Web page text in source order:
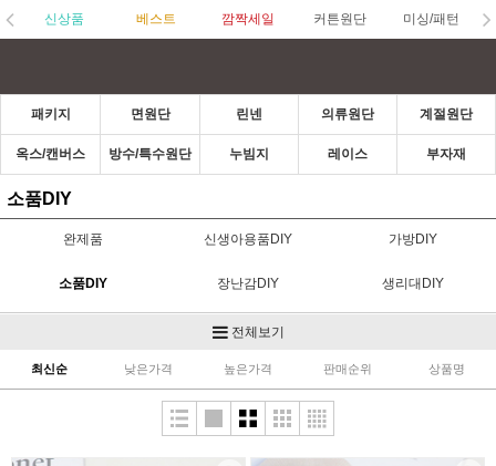
신상품 베스트 깜짝세일 커튼원단 미싱/패턴
패키지 면원단 린넨 의류원단 계절원단
옥스/캔버스 방수/특수원단 누빔지 레이스 부자재
소품DIY
완제품 신생아용품DIY 가방DIY
소품DIY 장난감DIY 생리대DIY
전체보기
최신순 낮은가격 높은가격 판매순위 상품명